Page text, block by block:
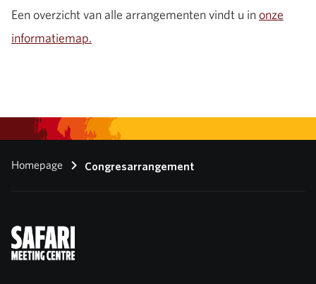
Een overzicht van alle arrangementen vindt u inonze
informatiemap.
Homepage Congresarrangement